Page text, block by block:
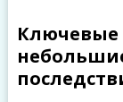
Ключевые